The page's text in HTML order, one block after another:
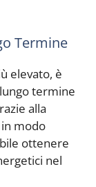
Termine
elevato, è
termine
alla
modo
ottenere
nel